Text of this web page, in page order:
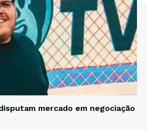
mercado em negociação